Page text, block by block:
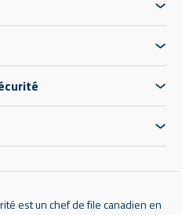
est un chef de file canadien en